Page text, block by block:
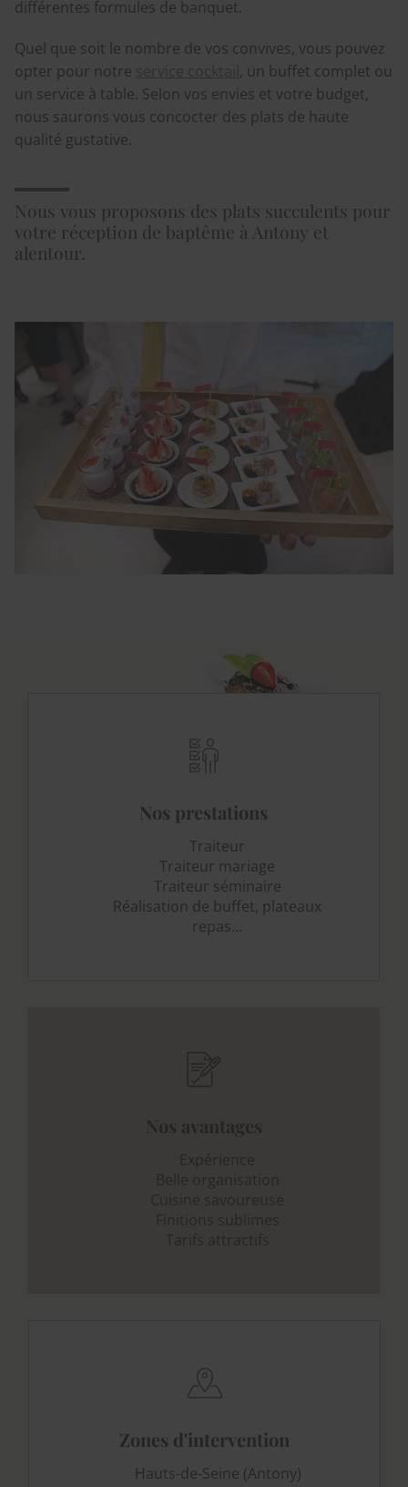
différentes formules de banquet.
Quel que soit le nombre de vos convives, vous pouvez
opter pour notre service cocktail , un buffet complet ou
un service à table. Selon vos envies et votre budget,
nous saurons vous concocter des plats de haute
qualité gustative.
Nous vous proposons des plats succulents pour
votre réception de baptême à Antony et
alentour.
Nos prestations
Traiteur
Traiteur mariage
Traiteur séminaire
Réalisation de buffet, plateaux
repas…
Zones d'intervention
Hauts-de-Seine (Antony)